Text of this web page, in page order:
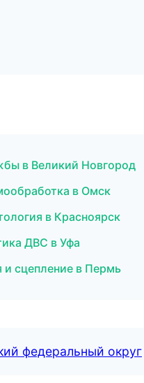
в Великий Новгород
в Омск
в Красноярск
ДВС в Уфа
сцепление в Пермь
федеральный округ